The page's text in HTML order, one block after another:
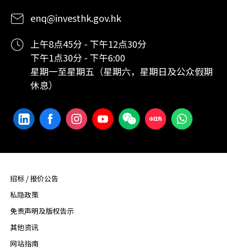
enq@investhk.gov.hk
上午8点45分 - 下午12点30分
下午1点30分 - 下午6:00
星期一至星期五（星期六，星期日及公众假期
休息）
招标 / 报价公告
私隐政策
免责声明及版权告示
其他资讯
网站指南